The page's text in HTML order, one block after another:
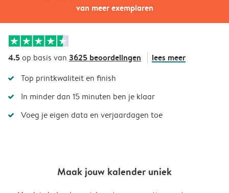
van meer exemplaren
4.5op basis van 3625 beoordelingen lees meer
Top printkwaliteit en finish
In minder dan 15 minuten ben je klaar
Voeg je eigen data en verjaardagen toe
Maak jouw kalender uniek